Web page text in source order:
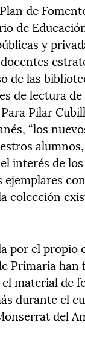
de
de
y
de las
de lectura
Pilar
“los
interés de
colección
por el propio
Primaria
material de
durante el
del